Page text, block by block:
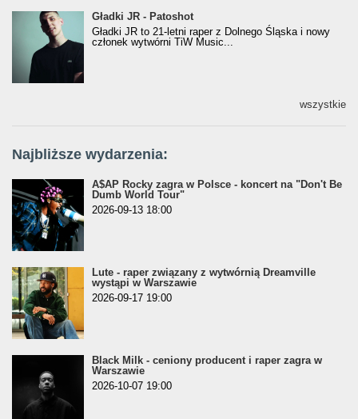
Gładki JR - Patoshot
Gładki JR - Patoshot
Gładki JR to 21-letni raper z Dolnego Śląska i nowy
członek wytwórni TiW Music...
wszystkie
Najbliższe wydarzenia:
A$AP Rocky zagra w Polsce - koncert na "Don't Be
Dumb World Tour"
2026-09-13 18:00
Lute - raper związany z wytwórnią Dreamville
wystąpi w Warszawie
2026-09-17 19:00
Black Milk - ceniony producent i raper zagra w
Warszawie
2026-10-07 19:00